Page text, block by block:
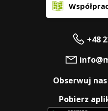
+48
Obserwuj
Pobierz